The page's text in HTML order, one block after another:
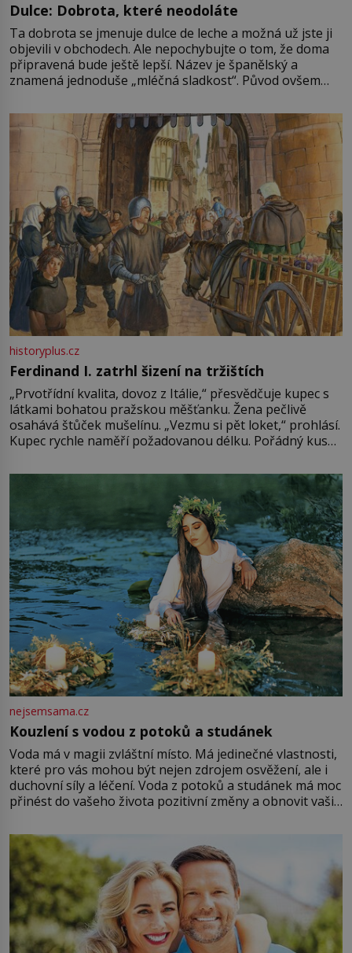
Dulce: Dobrota, které neodoláte
Ta dobrota se jmenuje dulce de leche a možná už jste ji
objevili v obchodech. Ale nepochybujte o tom, že doma
připravená bude ještě lepší. Název je španělský a
znamená jednoduše „mléčná sladkost“. Původ ovšem
pře hned několik latinskoamerických zemí a k tomu
Francie, kde se traduje,
historyplus.cz
Ferdinand I. zatrhl šizení na tržištích
„Prvotřídní kvalita, dovoz z Itálie,“ přesvědčuje kupec s
látkami bohatou pražskou měšťanku. Žena pečlivě
osahává štůček mušelínu. „Vezmu si pět loket,“ prohlásí.
Kupec rychle naměří požadovanou délku. Pořádný kus
milostpaní. Stačí jenom na sukni,“ zhodnotí švadlena
množství růžového mušelínu. „Ošidili vás, podívejte.“
nejsemsama.cz
Kouzlení s vodou z potoků a studánek
Voda má v magii zvláštní místo. Má jedinečné vlastnosti,
které pro vás mohou být nejen zdrojem osvěžení, ale i
duchovní síly a léčení. Voda z potoků a studánek má moc
přinést do vašeho života pozitivní změny a obnovit vaši
můžete obohatit své rituály a přinést do svého života
větší harmonii a klid. Je důležité